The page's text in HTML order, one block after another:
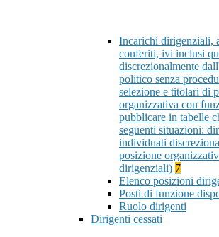
Incarichi dirigenziali,
conferiti, ivi inclusi
discrezionalmente
politico senza
selezione e titolari di
organizzativa con
pubblicare in tabelle
seguenti situazioni:
individuati
posizione
dirigenziali) 7
Elenco posizioni
Posti di funzione
Ruolo dirigenti
Dirigenti cessati